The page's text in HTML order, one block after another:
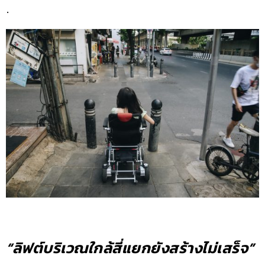
.
“ลิฟต์บริเวณใกล้สี่แยกยังสร้างไม่เสร็จ”